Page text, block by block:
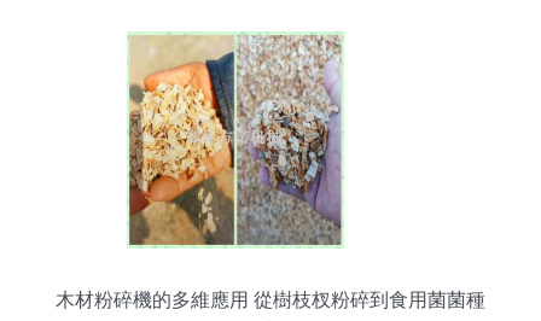
木材粉碎機的多維應用 從樹枝杈粉碎到食用菌菌種